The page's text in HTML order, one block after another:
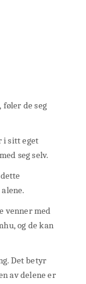
føler de seg
i sitt eget
seg selv.
venner med
og de kan
Det betyr
av delene er